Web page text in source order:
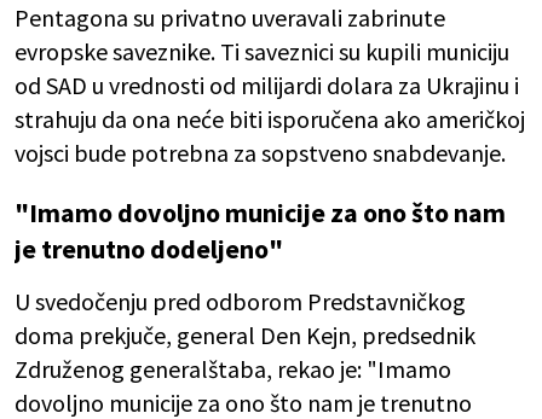
Pentagona su privatno uveravali zabrinute
evropske saveznike. Ti saveznici su kupili municiju
od SAD u vrednosti od milijardi dolara za Ukrajinu i
strahuju da ona neće biti isporučena ako američkoj
vojsci bude potrebna za sopstveno snabdevanje.
"Imamo dovoljno municije za ono što nam
je trenutno dodeljeno"
U svedočenju pred odborom Predstavničkog
doma prekjuče, general Den Kejn, predsednik
Združenog generalštaba, rekao je: "Imamo
dovoljno municije za ono što nam je trenutno